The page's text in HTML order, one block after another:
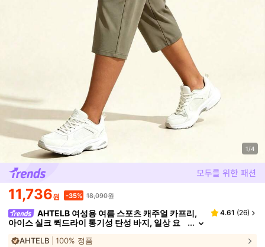
1/4
11,736원 -35% 18,090원
AHTELB 여성용 여름 스포츠 캐주얼 카프리,
아이스 실크 퀵드라이 통기성 탄성 바지, 일상 요
아내, 고객, 어머니를 위한 선물, 바지, 여성용 스웨트팬
4.61 (26)
AHTELB 100% 정품